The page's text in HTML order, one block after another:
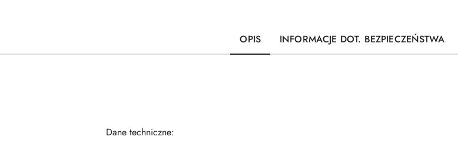
OPIS INFORMACJE DOT. BEZPIECZEŃSTWA
Dane techniczne: